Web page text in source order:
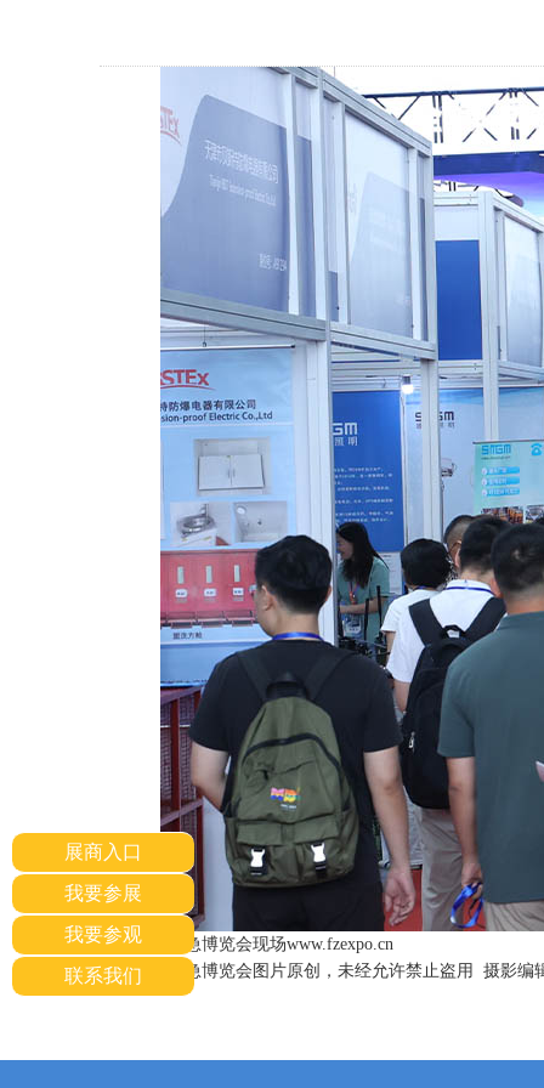
北京国际应急博览会现场www.fzexpo.cn
北京国际应急博览会图片原创，未经允许禁止盗用 摄影
展商入口
我要参展
我要参观
联系我们